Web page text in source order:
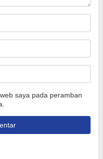
saya pada peramban